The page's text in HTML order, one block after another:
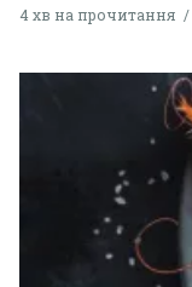
4 хв на прочитання